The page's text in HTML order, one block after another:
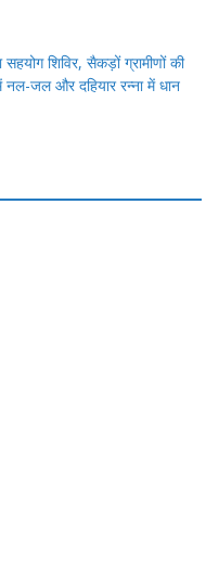
शिविर, सैकड़ों ग्रामीणों की
जल और दहियार रन्ना में धान